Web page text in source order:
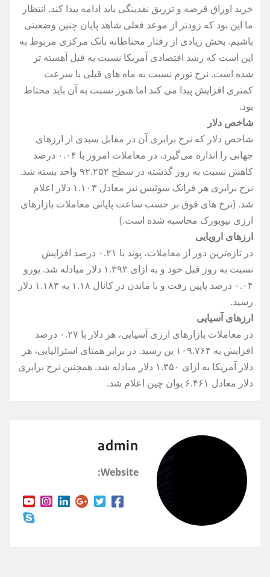
خرید اوراق قرضه و تزریق نقدینگی باید ادامه پیدا کند. انتظار
ما این بود که زودتر از موعد فعلی شاهد پایان چنین وضعیتی
باشیم. بخش زیادی از رفتار محتاطانه بانک مرکزی مربوط به
این است که رشد اقتصادی آمریکا نسبت به قبل آهسته تر
شده است. نرخ تورم نسبت به ماه های قبلی با سرعت
کمتری افزایش پیدا می کند اما هنوز نسبت به آن باید محتاط
بود.
شاخص دلار
شاخص دلار که نرخ برابری آن در مقابل سبدی از ارزهای
جهانی را اندازه می‌گیرد، در معاملات امروز با ۰.۰۴ درصد
کاهش نسبت به روز گذشته در سطح ۹۲.۲۵۲ واحد بسته شد.
نرخ برابری هر فرانک سوئیس نیز معادل ۱.۱۰۳ دلار اعلام
شد. (نرخ های فوق بر حسب ساعت پایانی معاملات بازارهای
ارزی نیویورک محاسبه شده است.)
ارزهای اروپایی
در تازه‌ترین دور از معاملات، پوند با ۰.۲۱ درصد افزایش
نسبت به روز قبل خود و به ازای ۱.۳۹۳ دلار مبادله شد. یورو
۰.۰۴ درصد پایین رفت و با ماندن در کانال ۱.۱۸ به ۱.۱۸۳ دلار
رسید.
ارزهای آسیایی
در معاملات بازارهای ارزی آسیایی، هر دلار با ۰.۲۷ درصد
افزایش به ۱۰۹.۷۶۴ ین رسید. در برابر همتای استرالیایی، هر
دلار آمریکا به ازای ۱.۳۵۰ دلار مبادله شد. همچنین نرخ برابری
دلار معادل ۶.۴۶۱ یوان چین اعلام شد.
admin
Website: